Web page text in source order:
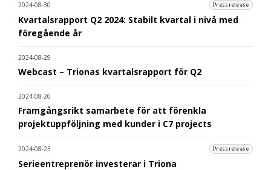
2024-08-30 Pressrelease
Kvartalsrapport Q2 2024: Stabilt kvartal i nivå med
föregående år
2024-08-29
Webcast – Trionas kvartalsrapport för Q2
2024-08-26
Framgångsrikt samarbete för att förenkla
projektuppföljning med kunder i C7 projects
2024-08-23 Pressrelease
Serieentreprenör investerar i Triona